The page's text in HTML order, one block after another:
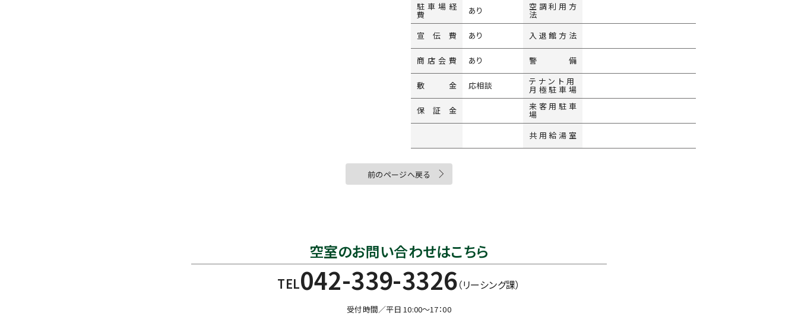
駐車場経
費 あり 空調利用方
法
宣伝費
あり 入退館方法
商店会費 あり 警備
敷金 応相談 テナント用
月極駐車場
保証金
来客用 駐車
場
共用給湯室
前のページへ戻る
空室のお問い合わせはこちら
TEL042-339-3326（リーシング課）
受付時間／平日 10:00〜17：00